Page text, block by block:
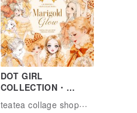
DOT GIRL
COLLECTION・
marigold glow 20girlteatea collage shop｜拼贴纸艺小店